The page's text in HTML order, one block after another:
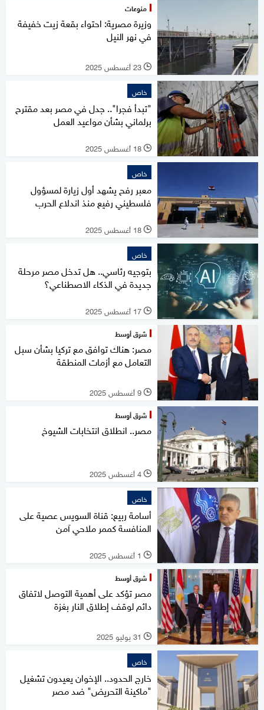
منوعات
وزيرة مصرية: احتواء بقعة زيت خفيفة
في نهر النيل
l 23 أغسطس 2025
خاص
"تبدأ فجرا".. جدل في مصر بعد مقترح
برلماني بشأن مواعيد العمل
l 18 أغسطس 2025
خاص
معبر رفح يشهد أول زيارة لمسؤول
فلسطيني رفيع منذ اندلاع الحرب
l 18 أغسطس 2025
خاص
بتوجيه رئاسي.. هل تدخل مصر مرحلة
جديدة في الذكاء الاصطناعي؟
l 17 أغسطس 2025
شرق أوسط
مصر: هناك توافق مع تركيا بشأن سبل
التعامل مع أزمات المنطقة
l 9 أغسطس 2025
شرق أوسط
مصر.. انطلاق انتخابات الشيوخ
l 4 أغسطس 2025
خاص
أسامة ربيع: قناة السويس عصية على
المنافسة كممر ملاحي آمن
l 1 أغسطس 2025
شرق أوسط
مصر تؤكد على أهمية التوصل لاتفاق
دائم لوقف إطلاق النار بغزة
l 31 يوليو 2025
خاص
خارج الحدود.. الإخوان يعيدون تشغيل
"ماكينة التحريض" ضد مصر